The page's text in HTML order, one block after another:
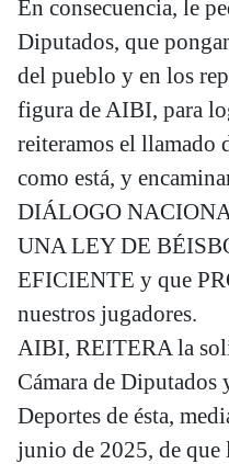
En consecuencia, le
Diputados, que
del pueblo y en los
figura de AIBI, para
reiteramos el llamado
como está, y
DIÁLOGO
UNA LEY DE
EFICIENTE y que
nuestros jugadores.
AIBI, REITERA la
Cámara de Diputados
Deportes de ésta,
junio de 2025, de que